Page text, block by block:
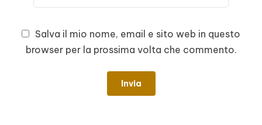
Salva il mio nome, email e sito web in questo
browser per la prossima volta che commento.